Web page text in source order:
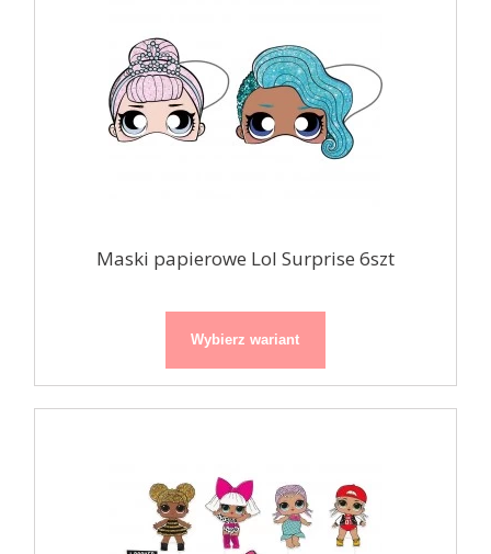
Maski papierowe Lol Surprise 6szt
Wybierz wariant